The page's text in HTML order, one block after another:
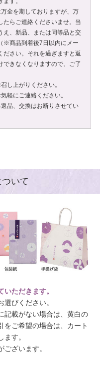
全を期しておりますが、万
たらご連絡くださいませ。当
え、新品、または同等品と交
※商品到着後7日以内にメー
ださい。それを過ぎますと返
できなくなりますので、ご了
し上がりください。
軽にご連絡ください。
品、交換はお断りさせてい
いて
ただきます。
びください。
記載がない場合は、黄白の
をご希望の場合は、カート
す。
ざいます。